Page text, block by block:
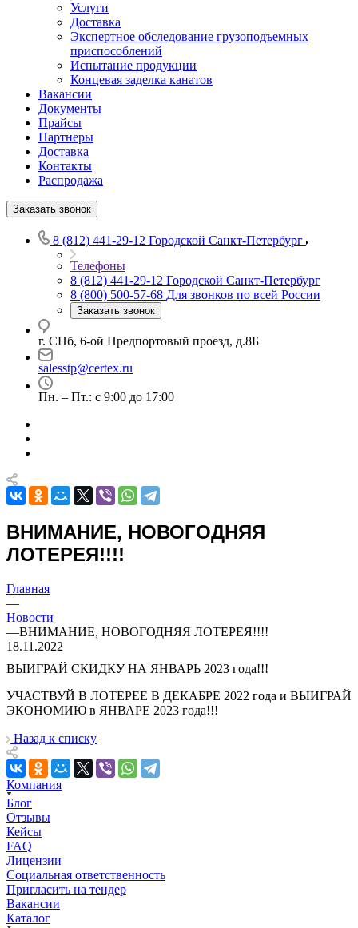
Услуги
Доставка
Экспертное обследование грузоподъемных
приспособлений
Испытание продукции
Концевая заделка канатов
Вакансии
Документы
Прайсы
Партнеры
Доставка
Контакты
Распродажа
Заказать звонок
8 (812) 441-29-12 Городской Санкт-Петербург
Телефоны
8 (812) 441-29-12 Городской Санкт-Петербург
8 (800) 500-57-68 Для звонков по всей России
Заказать звонок
г. СПб, 6-ой Предпортовый проезд, д.8Б
salesstp@certex.ru
Пн. – Пт.: с 9:00 до 17:00
ВНИМАНИЕ, НОВОГОДНЯЯ
ЛОТЕРЕЯ!!!!
Главная
—
Новости
—ВНИМАНИЕ, НОВОГОДНЯЯ ЛОТЕРЕЯ!!!!
18.11.2022
ВЫИГРАЙ СКИДКУ НА ЯНВАРЬ 2023 года!!!
УЧАСТВУЙ В ЛОТЕРЕЕ В ДЕКАБРЕ 2022 года и ВЫИГРАЙ
ЭКОНОМИЮ в ЯНВАРЕ 2023 года!!!
Назад к списку
Компания
Блог
Отзывы
Кейсы
FAQ
Лицензии
Социальная ответственность
Пригласить на тендер
Вакансии
Каталог